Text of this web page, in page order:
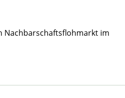
Nachbarschaftsflohmarkt im